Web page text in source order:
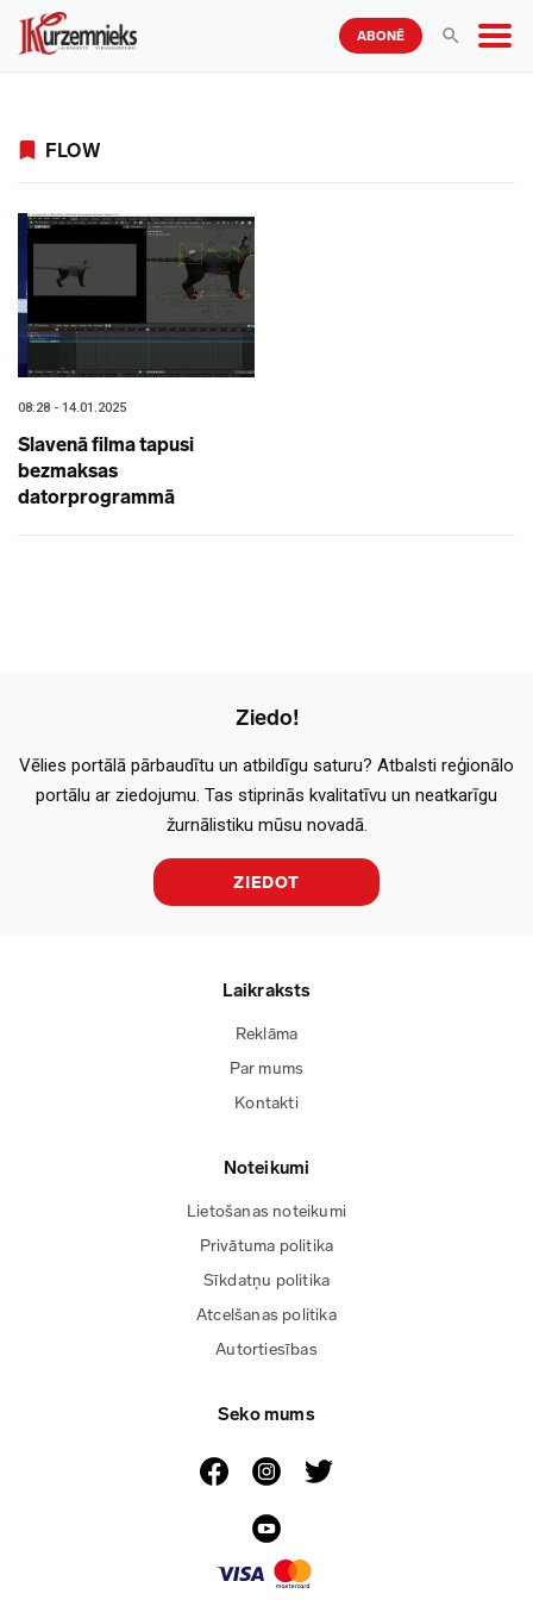
ABONĒ
FLOW
08:28 - 14.01.2025
Slavenā filma tapusi
bezmaksas
datorprogrammā
Ziedo!
Vēlies portālā pārbaudītu un atbildīgu saturu? Atbalsti reģionālo
portālu ar ziedojumu. Tas stiprinās kvalitatīvu un neatkarīgu
žurnālistiku mūsu novadā.
ZIEDOT
Laikraksts
Reklāma
Par mums
Kontakti
Noteikumi
Lietošanas noteikumi
Privātuma politika
Sīkdatņu politika
Atcelšanas politika
Autortiesības
Seko mums